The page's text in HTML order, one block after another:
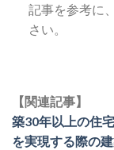
記事を参考に
さい。
【関連記事】
築30年以上の住
を実現する際の